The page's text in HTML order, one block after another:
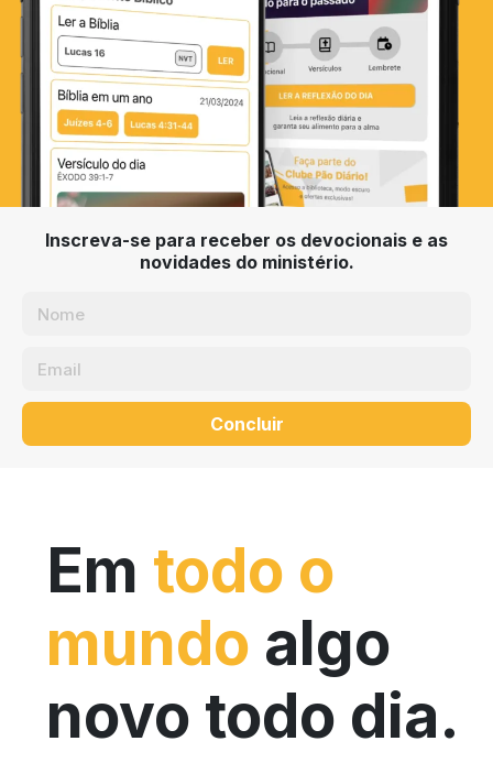
Inscreva-se para receber os devocionais e as
novidades do ministério.
Concluir
Em todo o
mundo algo
novo todo dia.